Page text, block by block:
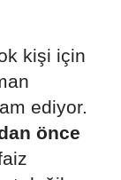
kişi için
ediyor.
önce